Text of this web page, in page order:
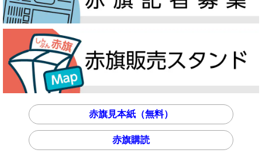
赤旗見本紙（無料）
赤旗購読